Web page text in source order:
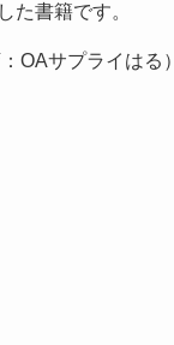
た書籍です。
OAサプライはる）